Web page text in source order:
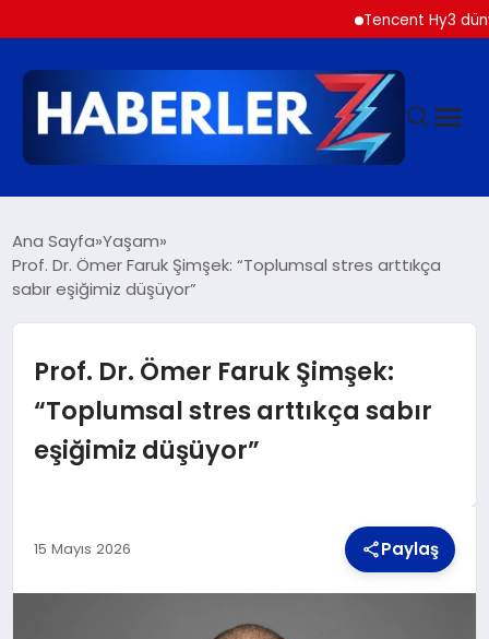
Tencent Hy3 dünya
SIYASET
DÜNYA
EKONOMI
TEKNOLOJI
Ana Sayfa Yaşam
Prof. Dr. Ömer Faruk Şimşek: “Toplumsal stres arttıkça
sabır eşiğimiz düşüyor”
Prof. Dr. Ömer Faruk Şimşek:
“Toplumsal stres arttıkça sabır
eşiğimiz düşüyor”
15 Mayıs 2026 Paylaş